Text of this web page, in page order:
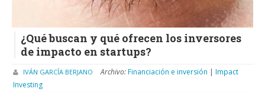
¿Qué buscan y qué ofrecen los inversores
de impacto en startups?
IVÁN GARCÍA BERJANO Archivo:Financiación e inversión | Impact
Investing